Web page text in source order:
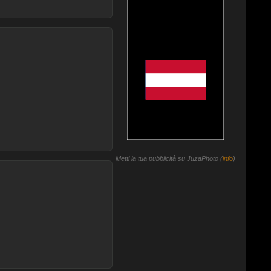
Metti la tua pubblicità su JuzaPhoto (info)